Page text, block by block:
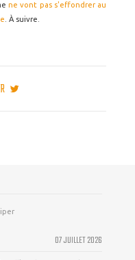
ne vont pas s'effondrer au
. À suivre.
07 JUILLET 2026